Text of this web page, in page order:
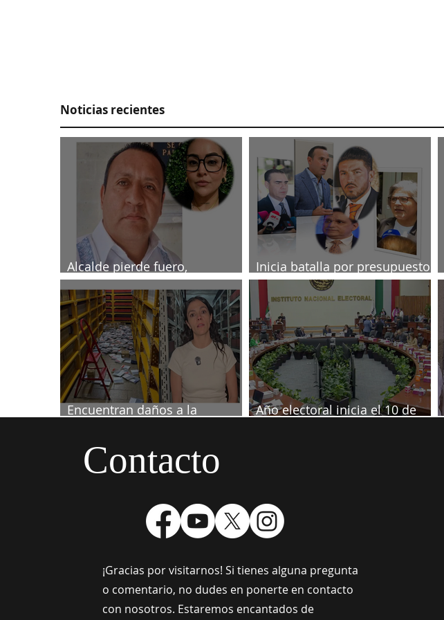
Noticias recientes
Alcalde pierde fuero,
investigado por muerte de
periodista
Inicia batalla por presupuesto
2027
Encuentran daños a la
Año electoral inicia el 10 de
Contacto
¡Gracias por visitarnos! Si tienes alguna pregunta
o comentario, no dudes en ponerte en contacto
con nosotros. Estaremos encantados de